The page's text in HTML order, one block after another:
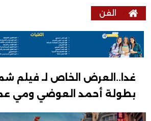
الفن
غدا..العرض الخاص لـ فيلم
بطولة أحمد العوضي ومي